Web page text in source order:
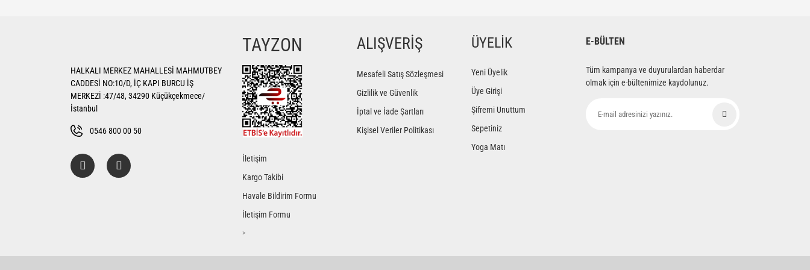
Yorum Yaz
Ürün resmi kalitesiz, bozuk veya görüntülenemiyor.
Ürün bilgilerinde hatalar bulunuyor.
Ürün fiyatı diğer sitelerden daha pahalı.
HALKALI MERKEZ MAHALLESİ MAHMUTBEY
CADDESİ NO:10/D, İÇ KAPI BURCU İŞ
MERKEZİ :47/48, 34290 Küçükçekmece/
İstanbul
0546 800 00 50
TAYZON
İletişim
Kargo Takibi
Havale Bildirim Formu
İletişim Formu
ALIŞVERİŞ
Mesafeli Satış Sözleşmesi
Gizlilik ve Güvenlik
İptal ve İade Şartları
Kişisel Veriler Politikası
ÜYELİK
Yeni Üyelik
Üye Girişi
Şifremi Unuttum
Sepetiniz
Yoga Matı
>
E-BÜLTEN
Tüm kampanya ve duyurulardan haberdar
olmak için e-bültenimize kaydolunuz.